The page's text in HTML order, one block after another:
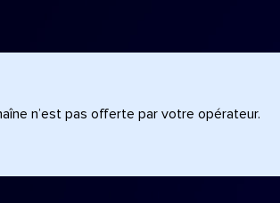
n’est pas offerte par votre opérateur.